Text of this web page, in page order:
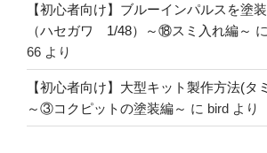
【初心者向け】ブルーインパルスを塗
（ハセガワ 1/48）～⑱スミ入れ編～ に
66 より
【初心者向け】大型キット製作方法(
～③コクピットの塗装編～ に bird より